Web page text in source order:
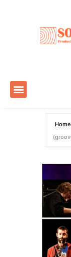
Home